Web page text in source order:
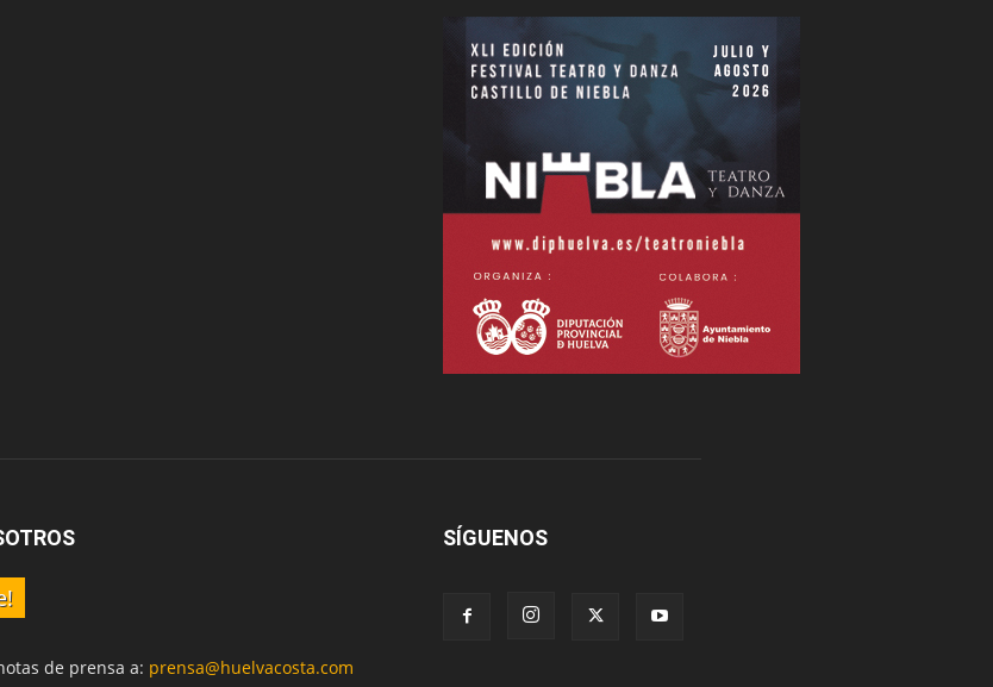
de prensa a: prensa@huelvacosta.com
SÍGUENOS